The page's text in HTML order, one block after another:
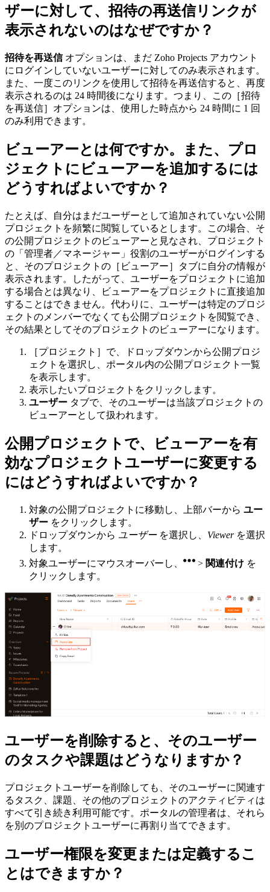
ザーに対して、招待の再送信リンクが
表示されないのはなぜですか？
招待を再送信オプションは、まだ Zoho Projects アカウント
にログインしていないユーザーに対してのみ表示されます。
また、一度このリンクを使用して招待を再送信すると、再度
表示されるのは 24 時間後になります。つまり、この［招待
を再送信］オプションは、使用した時点から 24 時間に 1 回
のみ利用できます。
ビューアーとは何ですか。また、プロ
ジェクトにビューアーを追加するには
どうすればよいですか？
たとえば、自分はまだユーザーとして追加されていない公開
プロジェクトを頻繁に閲覧しているとします。この場合、そ
の公開プロジェクトのビューアーと見なされ、プロジェクト
の「管理者／マネージャー」役割のユーザーがログインする
と、そのプロジェクトの［ビューアー］タブに自分の情報が
表示されます。
したがって、ユーザーをプロジェクトに追加
する場合とは異なり、ビューアーをプロジェクトに直接追加
することはできません。代わりに、ユーザーは特定のプロジ
ェクトのメンバーでなくても公開プロジェクトを閲覧でき、
その結果としてそのプロジェクトのビューアーになります。
［プロジェクト］で、ドロップダウンから公開プロジ
ェクトを選択し、ポータル内の公開プロジェクト一覧
を表示します。
表示したいプロジェクトをクリックします。
ユーザー タブで、そのユーザーは当該プロジェクトの
ビューアーとして扱われます。
公開プロジェクトで、ビューアーを有
効なプロジェクトユーザーに変更する
にはどうすればよいですか？
対象の公開プロジェクトに移動し、上部バーから ユー
ザー をクリックします。
ドロップダウンから ユーザーを選択し、 Viewerを選択
します。
対象ユーザーにマウスオーバーし、
> 関連付け を
クリックします。
ユーザーを削除すると、そのユーザー
のタスクや課題はどうなりますか？
プロジェクトユーザーを削除しても、そのユーザーに関連す
るタスク、課題、その他のプロジェクトのアクティビティは
すべて引き続き利用可能です。ポータルの管理者は、それら
を別のプロジェクトユーザーに再割り当てできます。
ユーザー権限を変更または定義するこ
とはできますか？